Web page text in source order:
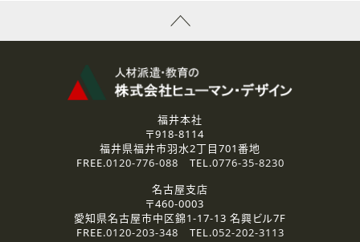
資料送付、受講相談に関するご連絡のために利用いたしま
その他、お問い合わせの内容に回答するために利用いたし
なお、ご連絡手段は、電話・Ｅメールのいずれかの方法とい
2.個人情報の第三者提供
ご提供いただいた個人情報は、法令等の規定に従う場合を除き、
3.個人情報の取り扱いの委託
弊社の定める個人情報保護の評価基準を満たした委託先に、個
人情報を委託する場合があります。
福井本社
〒918-8114
福井県福井市羽水2丁目701番地
FREE.0120-776-088 TEL.0776-35-8230
名古屋支店
〒460-0003
愛知県名古屋市中区錦1-17-13 名興ビル7F
FREE.0120-203-348 TEL.052-202-3113